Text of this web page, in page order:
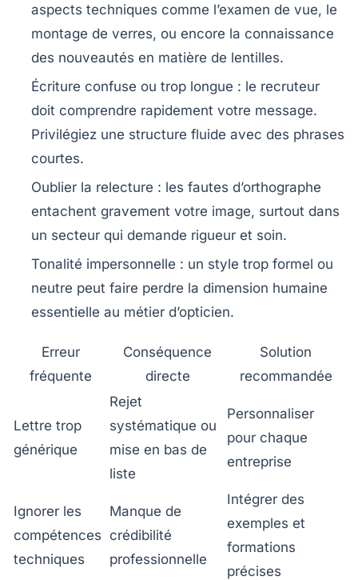
aspects techniques comme l’examen de vue, le
montage de verres, ou encore la connaissance
des nouveautés en matière de lentilles.
Écriture confuse ou trop longue : le recruteur
doit comprendre rapidement votre message.
Privilégiez une structure fluide avec des phrases
courtes.
Oublier la relecture : les fautes d’orthographe
entachent gravement votre image, surtout dans
un secteur qui demande rigueur et soin.
Tonalité impersonnelle : un style trop formel ou
neutre peut faire perdre la dimension humaine
essentielle au métier d’opticien.
Erreur
fréquente
Conséquence
directe
Solution
recommandée
Lettre trop
générique
Rejet
systématique ou
mise en bas de
liste
Personnaliser
pour chaque
entreprise
Ignorer les
compétences
techniques
Manque de
crédibilité
professionnelle
Intégrer des
exemples et
formations
précises